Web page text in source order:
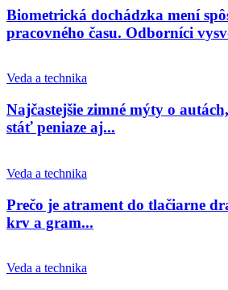
Biometrická dochádzka mení
pracovného času. Odborníci
Veda a technika
Najčastejšie zimné mýty o
stáť peniaze aj...
Veda a technika
Prečo je atrament do tlačiarne
krv a gram...
Veda a technika